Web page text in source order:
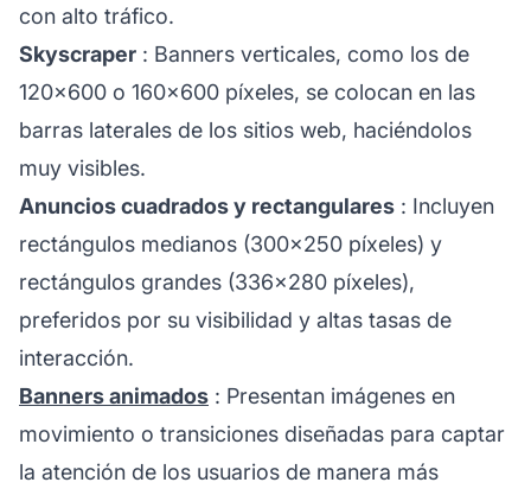
con alto tráfico.
Skyscraper : Banners verticales, como los de
120×600 o 160×600 píxeles, se colocan en las
barras laterales de los sitios web, haciéndolos
muy visibles.
Anuncios cuadrados y rectangulares : Incluyen
rectángulos medianos (300×250 píxeles) y
rectángulos grandes (336×280 píxeles),
preferidos por su visibilidad y altas tasas de
interacción.
Banners animados : Presentan imágenes en
movimiento o transiciones diseñadas para captar
la atención de los usuarios de manera más